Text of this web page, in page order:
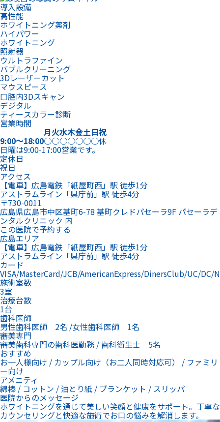
導入設備
高性能
ホワイトニング薬剤
ハイパワー
ホワイトニング
照射器
ウルトラファイン
バブルクリーニング
3Dレーザーカット
マウスピース
口腔内3Dスキャン
デジタル
ティースカラー診断
営業時間
月火水木金土日祝
9:00～18:00○○○○○○○休
日曜は9:00-17:00営業です。
定休日
祝日
アクセス
【電車】広島電鉄「紙屋町西」駅 徒歩1分
アストラムライン「県庁前」駅 徒歩4分
〒730-0011
広島県広島市中区基町6-78 基町クレドパセーラ9F パセーラデ
ンタルクリニック 内
この医院で予約する
広島エリア
【電車】広島電鉄「紙屋町西」駅 徒歩1分
アストラムライン「県庁前」駅 徒歩4分
カード
VISA/MasterCard/JCB/AmericanExpress/DinersClub/UC/DC/
施術室数
3室
治療台数
1台
歯科医師
男性歯科医師 2名 /女性歯科医師 1名
審美専門
審美歯科専門の歯科医勤務 / 歯科衛生士 5名
おすすめ
お一人様向け / カップル向け（お二人同時対応可） / ファミリ
ー向け
アメニティ
綿棒 / コットン / 油とり紙 / ブランケット / スリッパ
医院からのメッセージ
ホワイトニングを通じて美しい笑顔と健康をサポート。丁寧な
カウンセリングと快適な施術でお口の悩みを解消します。